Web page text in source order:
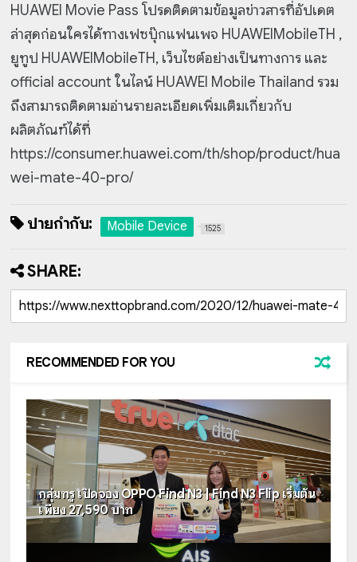
HUAWEI Movie Pass โปรดติดตามข้อมูลข่าวสารที่อัปเดต
ล่าสุดก่อนใครได้ทางเฟซบุ๊กแฟนเพจ HUAWEIMobileTH ,
ยูทูป HUAWEIMobileTH, เว็บไซต์อย่างเป็นทางการ และ
official account ในไลน์ HUAWEI Mobile Thailand รวม
ถึงสามารถติดตามอ่านรายละเอียดเพิ่มเติมเกี่ยวกับ
ผลิตภัณฑ์ได้ที่
https://consumer.huawei.com/th/shop/product/hua
wei-mate-40-pro/
ป้ายกำกับ: Mobile Device 1525
SHARE:
RECOMMENDED FOR YOU
กลุ่มทรู เปิดจอง OPPO Find N3 | Find N3 Flip เริ่มต้น
เพียง 27,590 บาท